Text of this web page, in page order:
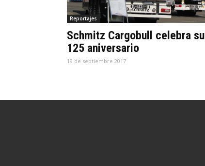
Reportajes
Schmitz Cargobull celebra su
125 aniversario
19 de septiembre 2017